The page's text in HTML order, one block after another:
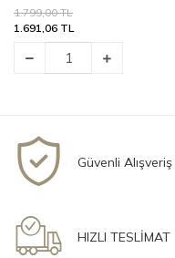
1.799,00 TL
1.691,06 TL
Güvenli Alışveriş
HIZLI TESLİMAT